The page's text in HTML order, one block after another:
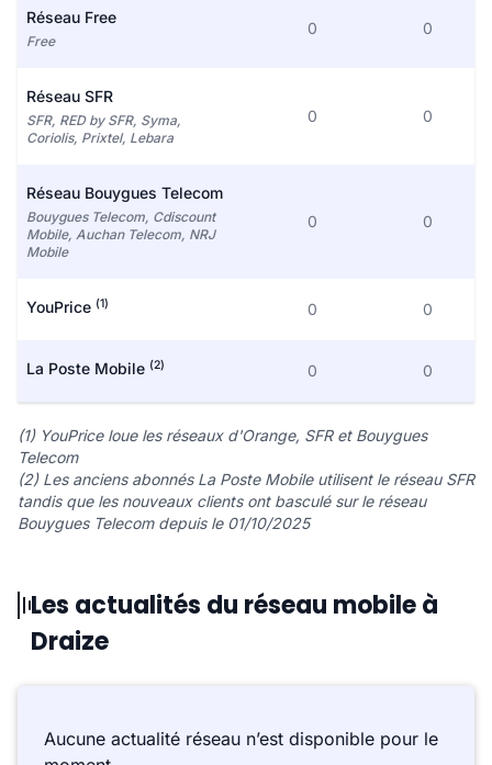
Réseau Free
Free
0 0
Réseau SFR
SFR, RED by SFR, Syma,
Coriolis, Prixtel, Lebara
0 0
Réseau Bouygues Telecom
Bouygues Telecom, Cdiscount
Mobile, Auchan Telecom, NRJ
Mobile
0 0
YouPrice (1) 0 0
La Poste Mobile (2) 0 0
(1) YouPrice loue les réseaux d'Orange, SFR et Bouygues
Telecom
(2) Les anciens abonnés La Poste Mobile utilisent le réseau SFR
tandis que les nouveaux clients ont basculé sur le réseau
Bouygues Telecom depuis le 01/10/2025
Les actualités du réseau mobile à
Draize
Aucune actualité réseau n’est disponible pour le